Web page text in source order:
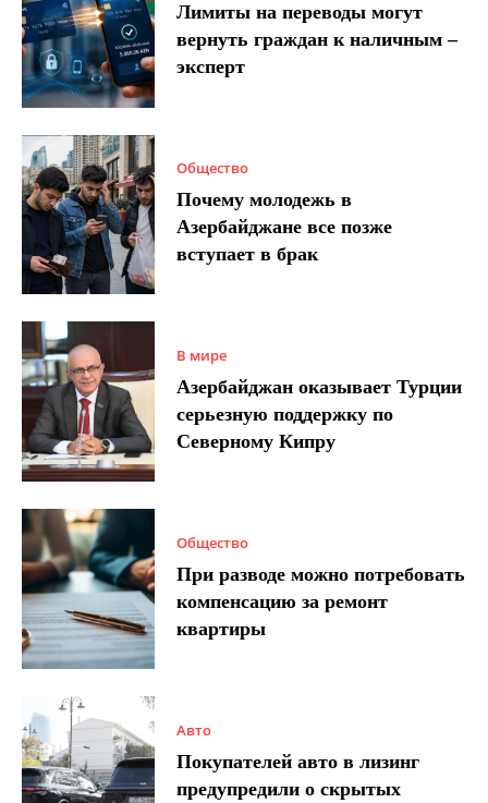
Лимиты на переводы могут
вернуть граждан к наличным –
эксперт
Общество
Почему молодежь в
Азербайджане все позже
вступает в брак
В мире
Азербайджан оказывает Турции
серьезную поддержку по
Северному Кипру
Общество
При разводе можно потребовать
компенсацию за ремонт
квартиры
Авто
Покупателей авто в лизинг
предупредили о скрытых